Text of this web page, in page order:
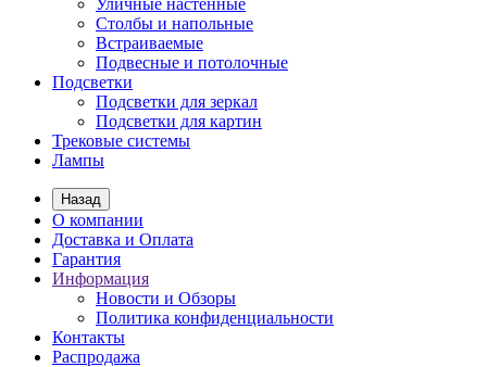
Уличные настенные
Столбы и напольные
Встраиваемые
Подвесные и потолочные
Подсветки
Подсветки для зеркал
Подсветки для картин
Трековые системы
Лампы
Назад
О компании
Доставка и Оплата
Гарантия
Информация
Новости и Обзоры
Политика конфиденциальности
Контакты
Распродажа